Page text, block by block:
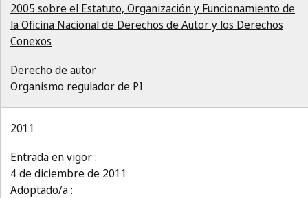
2005 sobre el Estatuto, Organización y Funcionamiento de
la Oficina Nacional de Derechos de Autor y los Derechos
Conexos
Derecho de autor
Organismo regulador de PI
2011
Entrada en vigor :
4 de diciembre de 2011
Adoptado/a :